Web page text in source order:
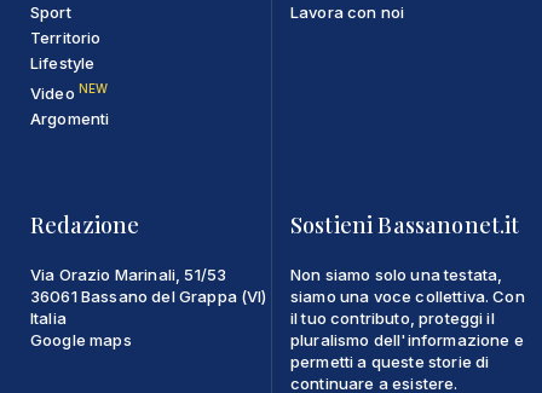
Sport
Territorio
Lifestyle
Video NEW
Argomenti
Lavora con noi
Redazione
Via Orazio Marinali, 51/53
36061 Bassano del Grappa (VI)
Italia
Google maps
Sostieni Bassanonet.it
Non siamo solo una testata,
siamo una voce collettiva. Con
il tuo contributo, proteggi il
pluralismo dell'informazione e
permetti a queste storie di
continuare a esistere.